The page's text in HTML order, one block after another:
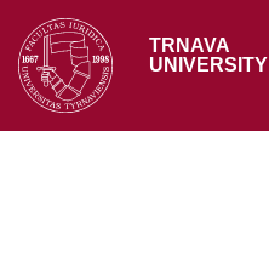
main
content
TRNAVA
UNIVERSITY